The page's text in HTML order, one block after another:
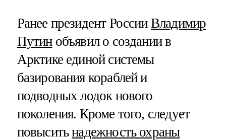
Ранее президент России Владимир
Путинобъявил о создании в
Арктике единой системы
базирования кораблей и
подводных лодок нового
поколения. Кроме того, следует
повыситьнадежность охраны